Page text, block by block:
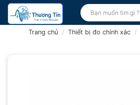
Bỏ
qua
Tìm
kiếm:
Trang chủ / Thiết bị đo chính xác /